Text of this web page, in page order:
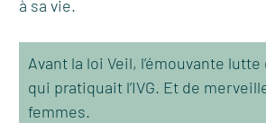
à sa vie.
Avant la loi Veil, l’émouvante lutte
qui pratiquait l’IVG. Et de
femmes.